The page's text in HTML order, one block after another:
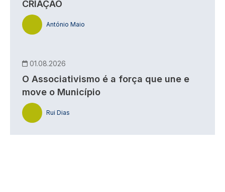
CRIAÇÃO
António Maio
01.08.2026
O Associativismo é a força que une e
move o Município
Rui Dias